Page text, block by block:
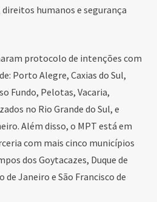
direitos humanos e segurança
protocolo de intenções com
Porto Alegre, Caxias do Sul,
Fundo, Pelotas, Vacaria,
no Rio Grande do Sul, e
Além disso, o MPT está em
com mais cinco municípios
dos Goytacazes, Duque de
de Janeiro e São Francisco de